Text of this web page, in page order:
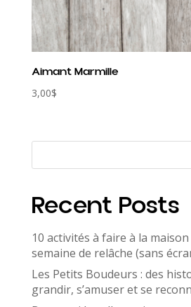
Aimant Marmille
3,00$
Recent Posts
10 activités à faire à la
semaine de relâche (sans
Les Petits Boudeurs : des
grandir, s’amuser et se